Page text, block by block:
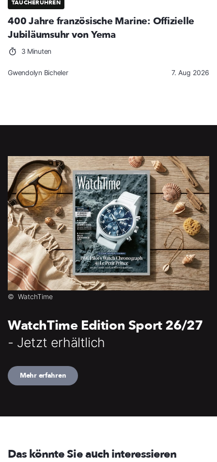
TAUCHERUHREN
400 Jahre französische Marine: Offizielle
Jubiläumsuhr von Yema
3 Minuten
Gwendolyn Bicheler 7. Aug 2026
© WatchTime
WatchTime Edition Sport 26/27
- Jetzt erhältlich
Mehr erfahren
Das könnte Sie auch interessieren